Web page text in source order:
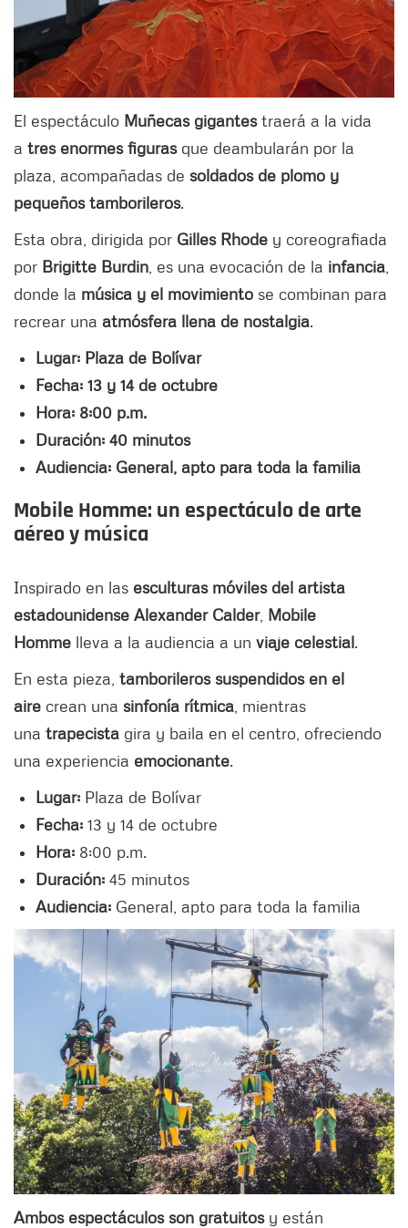
El espectáculo Muñecas gigantestraerá a la vida
a tres enormes figurasque deambularán por la
plaza, acompañadas de soldados de plomo y
pequeños tamborileros.
Esta obra, dirigida por Gilles Rhode y coreografiada
por Brigitte Burdin, es una evocación de la infancia,
donde la música y el movimiento se combinan para
recrear una atmósfera llena de nostalgia.
Lugar: Plaza de Bolívar
Fecha: 13 y 14 de octubre
Hora: 8:00 p.m.
Duración: 40 minutos
Audiencia: General, apto para toda la familia
Mobile Homme: un espectáculo de arte
aéreo y música
Inspirado en las esculturas móviles del artista
estadounidense Alexander Calder, Mobile
Homme lleva a la audiencia a un viaje celestial.
En esta pieza, tamborileros suspendidos en el
aire crean una sinfonía rítmica, mientras
una trapecista gira y baila en el centro, ofreciendo
una experiencia emocionante.
Lugar: Plaza de Bolívar
Fecha: 13 y 14 de octubre
Hora: 8:00 p.m.
Duración: 45 minutos
Audiencia: General, apto para toda la familia
Ambos espectáculos son gratuitosy están